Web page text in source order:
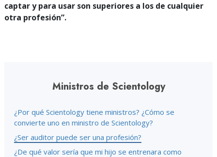
captar y para usar son superiores a los de cualquier
otra profesión”.
Ministros de Scientology
¿Por qué Scientology tiene ministros? ¿Cómo se
convierte uno en ministro de Scientology?
¿Ser auditor puede ser una profesión?
¿De qué valor sería que mi hijo se entrenara como